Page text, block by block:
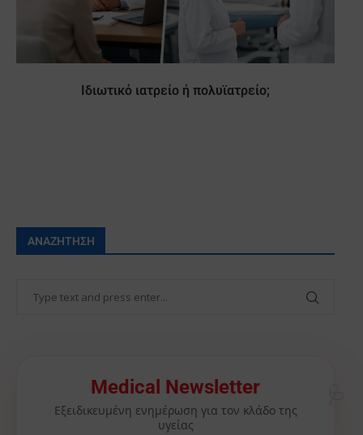
Ιδιωτικό ιατρείο ή πολυϊατρείο;
ΑΝΑΖΉΤΗΣΗ
Medical Newsletter
Εξειδικευμένη ενημέρωση για τον κλάδο της
υγείας